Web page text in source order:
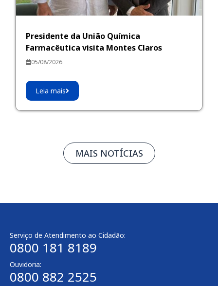
Presidente da União Química
Farmacêutica visita Montes Claros
05/08/2026
Leia mais
MAIS NOTÍCIAS
Serviço de Atendimento ao Cidadão:
0800 181 8189
Ouvidoria:
0800 882 2525